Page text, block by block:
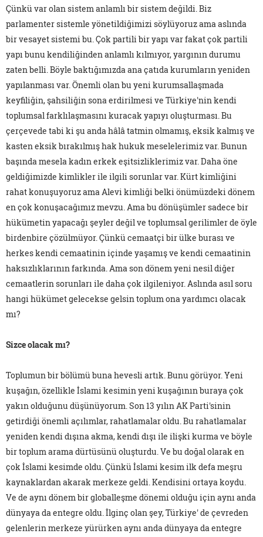
Çünkü var olan sistem anlamlı bir sistem değildi. Biz
parlamenter sistemle yönetildiğimizi söylüyoruz ama aslında
bir vesayet sistemi bu. Çok partili bir yapı var fakat çok partili
yapı bunu kendiliğinden anlamlı kılmıyor, yargının durumu
zaten belli. Böyle baktığımızda ana çatıda kurumların yeniden
yapılanması var. Önemli olan bu yeni kurumsallaşmada
keyfiliğin, şahsiliğin sona erdirilmesi ve Türkiye'nin kendi
toplumsal farklılaşmasını kuracak yapıyı oluşturması. Bu
çerçevede tabi ki şu anda hâlâ tatmin olmamış, eksik kalmış ve
kasten eksik bırakılmış hak hukuk meselelerimiz var. Bunun
başında mesela kadın erkek eşitsizliklerimiz var. Daha öne
geldiğimizde kimlikler ile ilgili sorunlar var. Kürt kimliğini
rahat konuşuyoruz ama Alevi kimliği belki önümüzdeki dönem
en çok konuşacağımız mevzu. Ama bu dönüşümler sadece bir
hükümetin yapacağı şeyler değil ve toplumsal gerilimler de öyle
birdenbire çözülmüyor. Çünkü cemaatçi bir ülke burası ve
herkes kendi cemaatinin içinde yaşamış ve kendi cemaatinin
haksızlıklarının farkında. Ama son dönem yeni nesil diğer
cemaatlerin sorunları ile daha çok ilgileniyor. Aslında asıl soru
hangi hükümet gelecekse gelsin toplum ona yardımcı olacak
mı?
Sizce olacak mı?
Toplumun bir bölümü buna hevesli artık. Bunu görüyor. Yeni
kuşağın, özellikle İslami kesimin yeni kuşağının buraya çok
yakın olduğunu düşünüyorum. Son 13 yılın AK Parti'sinin
getirdiği önemli açılımlar, rahatlamalar oldu. Bu rahatlamalar
yeniden kendi dışına akma, kendi dışı ile ilişki kurma ve böyle
bir toplum arama dürtüsünü oluşturdu. Ve bu doğal olarak en
çok İslami kesimde oldu. Çünkü İslami kesim ilk defa meşru
kaynaklardan akarak merkeze geldi. Kendisini ortaya koydu.
Ve de aynı dönem bir globalleşme dönemi olduğu için aynı anda
dünyaya da entegre oldu. İlginç olan şey, Türkiye' de çevreden
gelenlerin merkeze yürürken aynı anda dünyaya da entegre